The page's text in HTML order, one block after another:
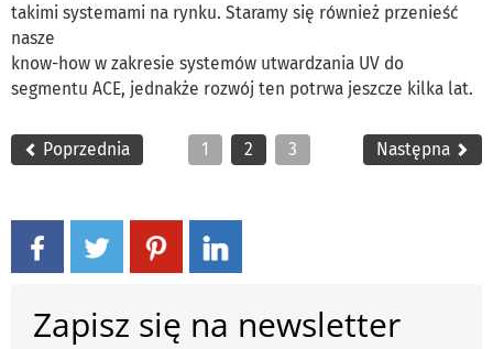
takimi systemami na rynku. Staramy się również przenieść
nasze
know-how w zakresie systemów utwardzania UV do
segmentu ACE, jednakże rozwój ten potrwa jeszcze kilka lat.
Poprzednia 1 2 3 Następna
Zapisz się na newsletter